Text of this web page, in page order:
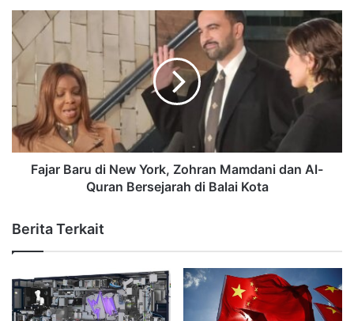
Fajar Baru di New York, Zohran Mamdani dan Al-
Quran Bersejarah di Balai Kota
Berita Terkait